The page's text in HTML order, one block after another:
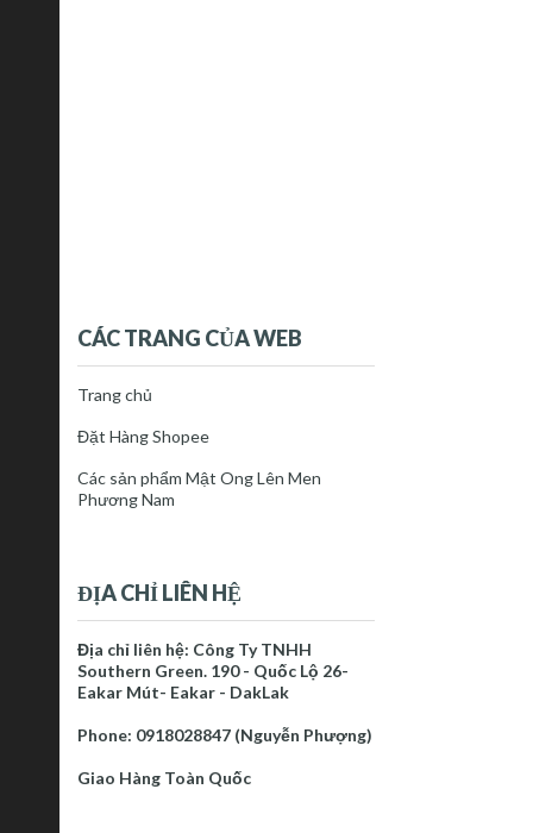
CÁC TRANG CỦA WEB
Trang chủ
Đặt Hàng Shopee
Các sản phẩm Mật Ong Lên Men
Phương Nam
ĐỊA CHỈ LIÊN HỆ
Địa chỉ liên hệ: Công Ty TNHH
Southern Green. 190 - Quốc Lộ 26-
Eakar Mút- Eakar - DakLak
Phone: 0918028847 (Nguyễn Phượng)
Giao Hàng Toàn Quốc